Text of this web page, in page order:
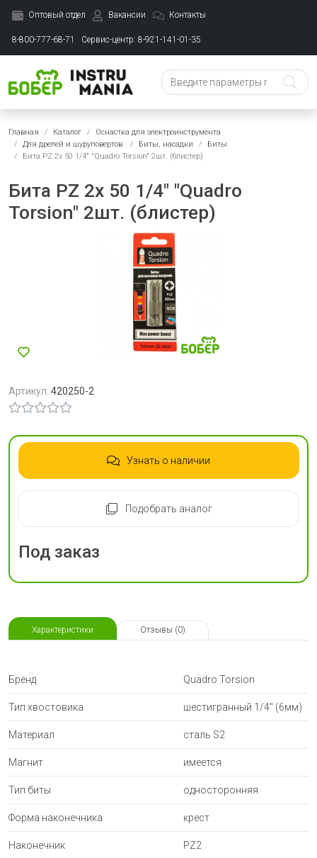
Оптовый отдел Вакансии Контакты
8-800-777-68-71 Сервис-центр: 8-921-141-01-35
Главная Каталог
Оснастка для электроинструмента
Для дрелей и шуруповертов
Биты, насадки
Биты
Бита PZ 2x 50 1/4" "Quadro Torsion" 2шт. (блистер)
Бита PZ 2x 50 1/4" "Quadro
Torsion" 2шт. (блистер)
Артикул: 420250-2
Узнать о наличии
Подобрать аналог
Под заказ
Характеристики Отзывы (0)
Бренд Quadro Torsion
Тип хвостовика шестигранный 1/4" (6мм)
Материал сталь S2
Магнит имеется
Тип биты односторонняя
Форма наконечника крест
Наконечник PZ2